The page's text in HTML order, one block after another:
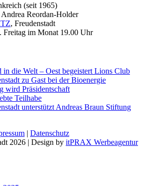
(seit 1965)
Andrea Reordan-Holder
, Freudenstadt
Freitag im Monat 19.00 Uhr
in die Welt – Oest begeistert Lions Club
zu Gast bei der Bioenergie
wird Präsidentschaft
Teilhabe
unterstützt Andreas Braun Stiftung
| Datenschutz
2026 | Design by itPRAX Werbeagentur